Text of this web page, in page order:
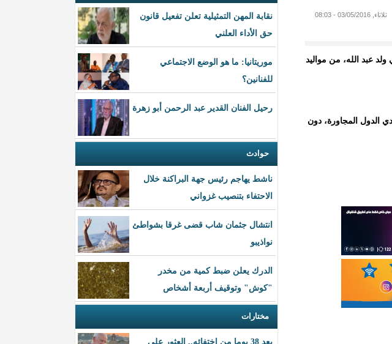
نقابة المهن التمثيلية تعلن تفعيل قانون
حق الأداء العلني
موريتانيا: ما هو الوضع الاجتماعي
للفنانين؟
رحيل الفنان القدير عبد الرحمن أبو زهرة
حوادث
ناشط يهاجم رئيس جهة البراكنة خلال
الاحتفاء بتنصيب غزواني
انتشال جثمان شاب قضى غرقا بشواطئ
نواذيبو
الدرك يعلن ضبط كمية من مخدر
"كوش" وتوقيف أربعة أشخاص
مختارات
بعد 38 يوما من اختفائه.. العثور على
ثلاثاء, 03/05/2016 - 08:03
عبد الله، من مواليد
الدول المجاورة، دون